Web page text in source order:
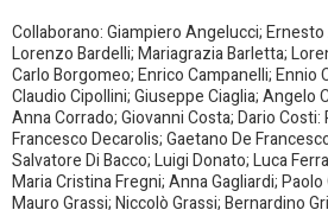
Collaborano: Giampiero Angelucci;
Lorenzo Bardelli; Mariagrazia Barletta;
Carlo Borgomeo; Enrico Campanelli; Ennio
Claudio Cipollini; Giuseppe Ciaglia; Angelo
Anna Corrado; Giovanni Costa; Dario Costi:
Francesco Decarolis; Gaetano De
Salvatore Di Bacco; Luigi Donato; Luca
Maria Cristina Fregni; Anna Gagliardi;
Mauro Grassi; Niccolò Grassi; Bernardino